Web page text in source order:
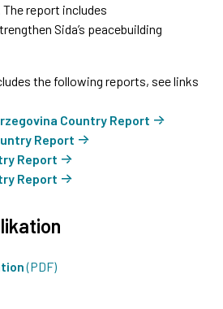
report includes
Sida’s peacebuilding
the following reports, see links
Country Report
Report
Report
Report
(PDF)